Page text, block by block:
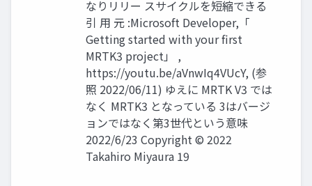
なりリリー スサイクルを短縮できる
引 用 元 :Microsoft Developer,「
Getting started with your first
MRTK3 project」 ,
https://youtu.be/aVnwIq4VUcY, (参
照 2022/06/11) ゆえに MRTK V3 では
なく MRTK3 となっている 3はバージ
ョンではなく第3世代という意味
2022/6/23 Copyright © 2022
Takahiro Miyaura 19